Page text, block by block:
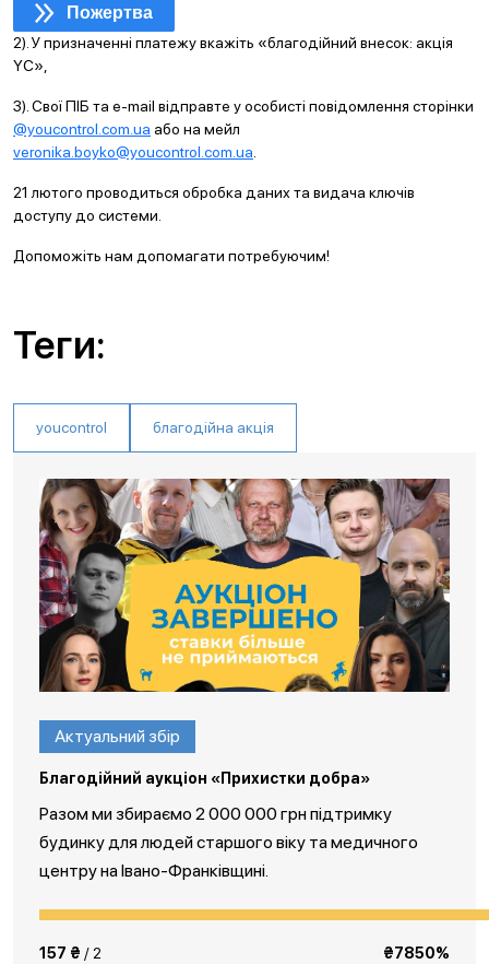
Пожертва
2). У призначенні платежу вкажіть «благодійний внесок: акція
YC»,
3). Свої ПІБ та e-mail відправте у особисті повідомлення сторінки
@youcontrol.com.ua або на мейл
veronika.boyko@youcontrol.com.ua.
21 лютого проводиться обробка даних та видача ключів
доступу до системи.
Допоможіть нам допомагати потребуючим!
Теги:
youcontrol благодійна акція
Актуальний збір
Благодійний аукціон «Прихистки добра»
Разом ми збираємо 2 000 000 грн підтримку
будинку для людей старшого віку та медичного
центру на Івано-Франківщині.
157 ₴ / 2 ₴7850%